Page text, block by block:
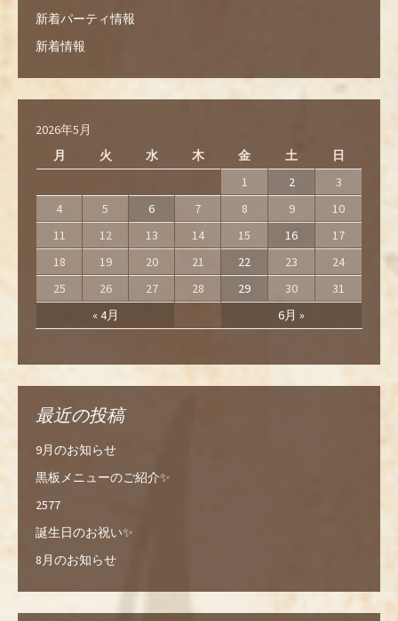
新着パーティ情報
新着情報
2026年5月
月
火 水 木 金 土 日
« 4月 6月 »
1 2
3
4
5 6 7 8 9
10
11
12 13 14 15 16
17
18
19 20 21 22 23
24
25
26 27 28 29 30 31
最近の投稿
9月のお知らせ
黒板メニューのご紹介✨
2577
誕生日のお祝い✨
8月のお知らせ